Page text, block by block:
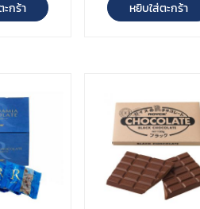
ะกร้า หยิบใส่ตะกร้า